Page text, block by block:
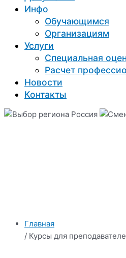
Инфо
Обучающимся
Организациям
Услуги
Специальная
Расчет
Новости
Контакты
Россия
Главная
/ Курсы для